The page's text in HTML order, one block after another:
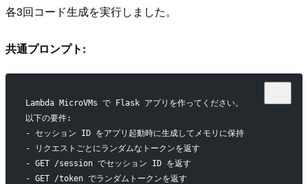
各3回コード生成を実行しました。
共通プロンプト:
Lambda MicroVMs で Flask アプリを作ってください。
以下の要件:
- セッション ID をアプリ起動時に生成してメモリに保持
- リクエストごとにランダムなトークンを返す
- GET /session でセッション ID を返す
- GET /token でランダムトークンを返す